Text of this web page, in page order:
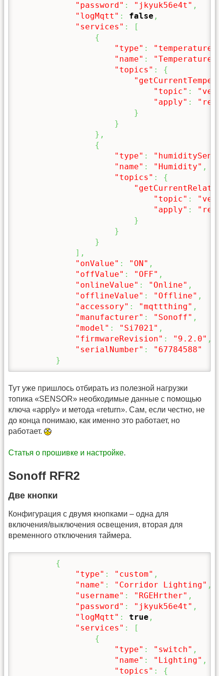
"password" : "jkyuk56e4t" ,
"logMqtt" : false ,
"services" :
[
{
"type" :
"name" : "Temperature"
"topics" :
{
"topic" :
"apply" :
}
}
} ,
{
"type" :
"name" : "Humidity" ,
"topics" :
{
"topic" :
"apply" :
}
}
}
] ,
"onValue" : "ON" ,
"offValue" : "OFF" ,
"onlineValue" : "Online" ,
"offlineValue" : "Offline" ,
"accessory" : "mqttthing" ,
"manufacturer" : "Sonoff" ,
"model" : "Si7021" ,
"firmwareRevision" : "9.2.0" ,
"serialNumber" :
"67784588"
}
Тут уже пришлось отбирать из полезной нагрузки
топика «SENSOR» необходимые данные с помощью
ключа «apply» и метода «return». Сам, если честно, не
до конца понимаю, как именно это работает, но
работает.
Статья о прошивке и настройке.
Sonoff RFR2
Две кнопки
Конфигурация с двумя кнопками – одна для
включения/выключения освещения, вторая для
временного отключения таймера.
{
"type" : "custom" ,
"name" : "Corridor Lighting" ,
"username" : "RGEHrther" ,
"password" : "jkyuk56e4t" ,
"logMqtt" : true ,
"services" :
[
{
"type" : "switch" ,
"name" : "Lighting" ,
"topics" :
{